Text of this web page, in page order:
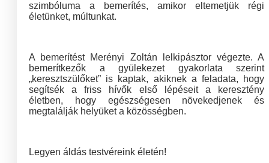
szimbóluma a bemerítés, amikor eltemetjük régi
életünket, múltunkat.
A bemerítést Merényi Zoltán lelkipásztor végezte. A
bemerítkezők a gyülekezet gyakorlata szerint
„keresztszülőket” is kaptak, akiknek a feladata, hogy
segítsék a friss hívők első lépéseit a keresztény
életben, hogy egészségesen növekedjenek és
megtalálják helyüket a közösségben.
Legyen áldás testvéreink életén!